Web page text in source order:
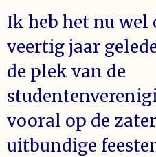
Ik heb het nu wel
veertig jaar
de plek van de
vooral op de
uitbundige